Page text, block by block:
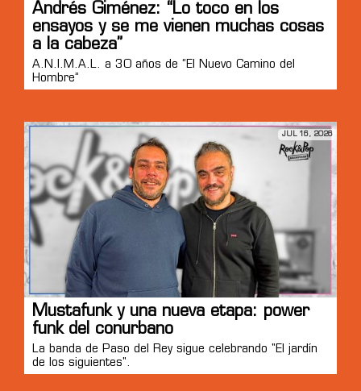
Andrés Giménez: “Lo toco en los
ensayos y se me vienen muchas cosas
a la cabeza”
A.N.I.M.A.L. a 30 años de “El Nuevo Camino del
Hombre”
JUL 16, 2026
Mustafunk y una nueva etapa: power
funk del conurbano
La banda de Paso del Rey sigue celebrando "El jardín
de los siguientes".